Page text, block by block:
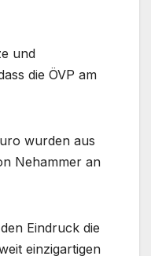
und
die ÖVP am
wurden aus
Nehammer an
Eindruck die
einzigartigen